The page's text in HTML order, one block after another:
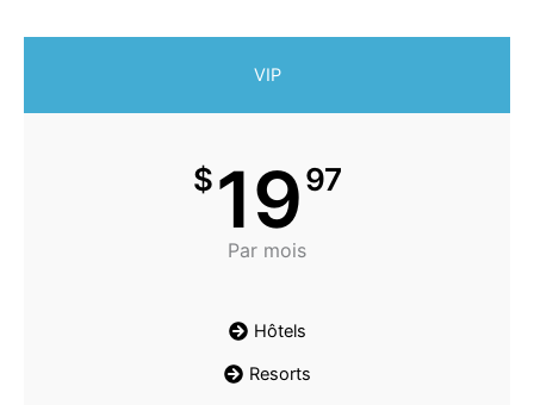
VIP
$1997
Par mois
Hôtels
Resorts